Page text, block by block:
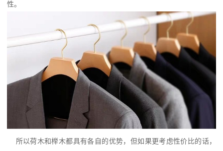
性。
所以荷木和榉木都具有各自的优势，但如果更考虑性价比的话，